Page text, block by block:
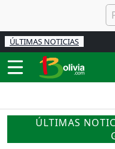
ÚLTIMAS NOTICIAS
ÚLTIMAS